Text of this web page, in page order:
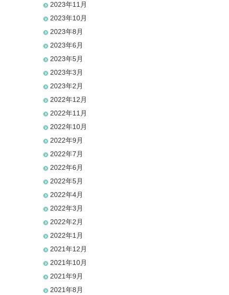
2023年11月
2023年10月
2023年8月
2023年6月
2023年5月
2023年3月
2023年2月
2022年12月
2022年11月
2022年10月
2022年9月
2022年7月
2022年6月
2022年5月
2022年4月
2022年3月
2022年2月
2022年1月
2021年12月
2021年10月
2021年9月
2021年8月